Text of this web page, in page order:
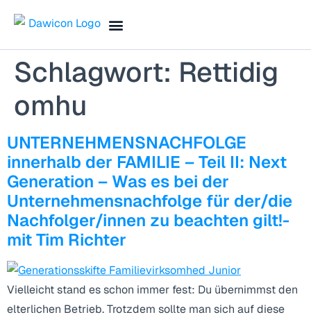
Schlagwort: Rettidig
omhu
UNTERNEHMENSNACHFOLGE
innerhalb der FAMILIE – Teil II: Next
Generation – Was es bei der
Unternehmensnachfolge für der/die
Nachfolger/innen zu beachten gilt!-
mit Tim Richter
Vielleicht stand es schon immer fest: Du übernimmst den
elterlichen Betrieb. Trotzdem sollte man sich auf diese